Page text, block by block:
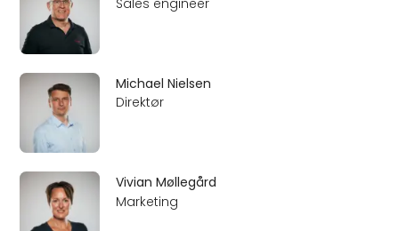
Michael Nielsen
Direktør
Vivian Møllegård
Marketing